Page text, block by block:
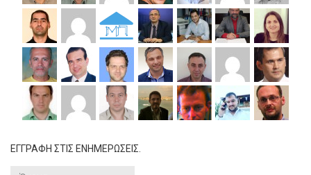
ΕΓΓΡΑΦΗ ΣΤΙΣ ΕΝΗΜΕΡΩΣΕΙΣ.